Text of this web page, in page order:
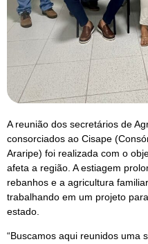
A reunião dos secretários de
consorciados ao Cisape
Araripe) foi realizada com o
afeta a região. A estiagem
rebanhos e a agricultura
trabalhando em um projeto
estado.
“Buscamos aqui reunidos uma